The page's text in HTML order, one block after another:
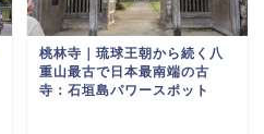
桃林寺｜琉球王朝から続く八
重山最古で日本最南端の古
寺：石垣島パワースポット